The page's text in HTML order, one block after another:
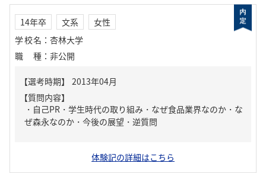
14年卒 文系
女性
学校名 ： 杏林大学
職種 ： 非公開
【質問内容】
・自己PR・学生時代の取り組み・なぜ食品業界なのか・な
ぜ森永なのか・今後の展望・逆質問
体験記の詳細はこちら